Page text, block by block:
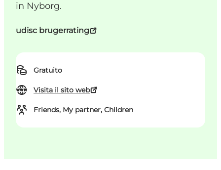
in Nyborg.
udisc brugerrating
Gratuito
Visita il sito web
Friends, My partner, Children